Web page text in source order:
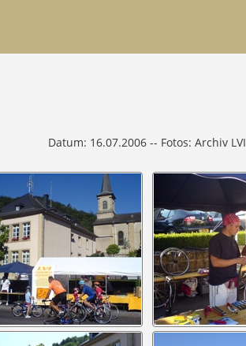
Datum: 16.07.2006 -- Fotos: Archiv LVI